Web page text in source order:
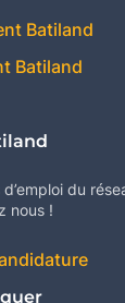
Batiland
Batiland
du
nous !